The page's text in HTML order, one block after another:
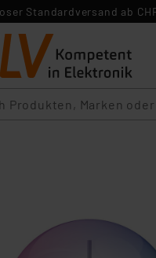
Standardversand ab